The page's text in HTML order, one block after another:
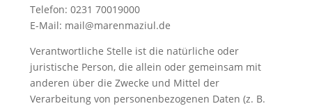
Telefon: 0231 70019000
E-Mail: mail@marenmaziul.de
Verantwortliche Stelle ist die natürliche oder
juristische Person, die allein oder gemeinsam mit
anderen über die Zwecke und Mittel der
Verarbeitung von personenbezogenen Daten (z. B.